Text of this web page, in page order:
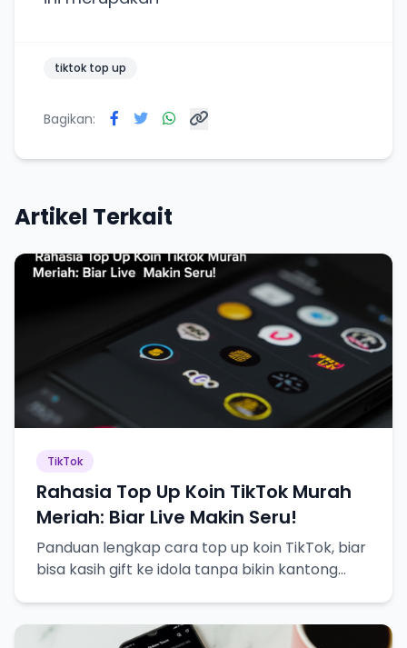
tiktok top up
Bagikan:
Artikel Terkait
TikTok
Rahasia Top Up Koin TikTok Murah
Meriah: Biar Live Makin Seru!
Panduan lengkap cara top up koin TikTok, biar
bisa kasih gift ke idola tanpa bikin kantong